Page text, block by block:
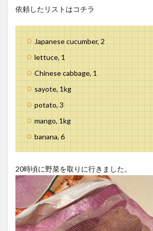
依頼したリストはコチラ
Japanese cucumber, 2
lettuce, 1
Chinese cabbage, 1
sayote, 1kg
potato, 3
mango, 1kg
banana, 6
20時頃に野菜を取りに行きました。